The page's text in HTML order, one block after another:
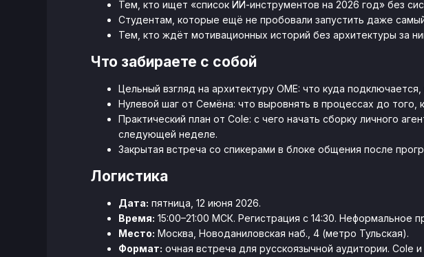
Тем, кто ищет «список ИИ-инструментов на 2026 год» без
Студентам, которые ещё не пробовали запустить даже
Тем, кто ждёт мотивационных историй без архитектуры за
Что забираете с собой
Цельный взгляд на архитектуру OME: что куда
Нулевой шаг от Семёна: что выровнять в процессах до того,
Практический план от Cole: с чего начать сборку личного
следующей неделе.
Закрытая встреча со спикерами в блоке общения после
Логистика
Дата: пятница, 12 июня 2026.
Время: 15:00–21:00 МСК. Регистрация с 14:30. Неформальное
Место: Москва, Новоданиловская наб., 4 (метро Тульская).
Формат: очная встреча для русскоязычной аудитории. Cole